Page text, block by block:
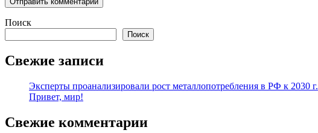
Поиск
Поиск
Свежие записи
Эксперты проанализировали рост металлопотребления в РФ к 2030 г.
Привет, мир!
Свежие комментарии